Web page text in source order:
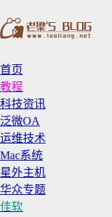
首页
教程
科技资讯
泛微OA
运维技术
Mac系统
星外主机
华众专题
佳软